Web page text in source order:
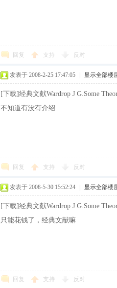
回复 支持 反对
发表于 2008-2-25 17:47:05 显示全部楼
[下载]经典文献Wardrop J G.Some
不知道有没有介绍
回复 支持 反对
发表于 2008-5-30 15:52:24 显示全部楼
[下载]经典文献Wardrop J G.Some
只能花钱了，经典文献嘛
回复 支持 反对